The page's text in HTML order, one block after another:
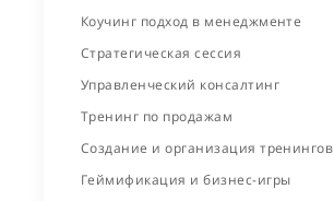
Коучинг подход в менеджменте
Стратегическая сессия
Управленческий консалтинг
Тренинг по продажам
Создание и организация тренингов
Геймификация и бизнес-игры